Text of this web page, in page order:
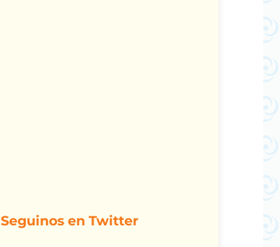
Seguinos en Twitter